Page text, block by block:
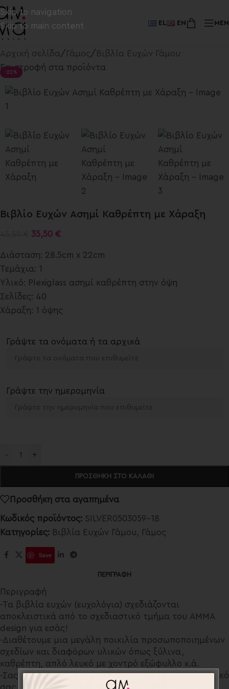
Skip to navigation
Skip to main content
EL EN
Αρχική σελίδα / Γάμος/ Βιβλία Ευχών Γάμου
Επιστροφή στα προϊόντα
-22%
Βιβλίο Ευχών Ασημί Καθρέπτη με Χάραξη
35,50 €
Διάσταση: 28.5cm x 22cm
Τεμάχια: 1
Υλικό: Plexiglass ασημί καθρέπτη στην όψη
Σελίδες: 40
Χάραξη: 1 όψης
Γράψτε τα ονόματα ή τα αρχικά
Γράψτε την ημερομηνία
- +
ΠΡΟΣΘΉΚΗ ΣΤΟ ΚΑΛΆΘΙ
Προσθήκη στα αγαπημένα
Κωδικός προϊόντος: SILVER0503059-18
Κατηγορίες: Βιβλία Ευχών Γάμου, Γάμος
Save
ΠΕΡΙΓΡΑΦΉ
Περιγραφή
-Τα βιβλία ευχών (ευχολόγια) σχεδιάζονται
αποκλειστικά από το σχεδιαστικό τμήμα του AMMA
design για εσάς!
-Διαθέτουμε μια μεγάλη ποικιλία προσωποποιημένων
σχεδίων και διαφόρων υλικών όπως ξύλινα,
καθρέπτη, απλό λευκό με χοντρό εξώφυλλο κ.ά.
-Σας παρέχουμε την δυνατότητα να χαράξουμε το δικό
σας σχέδιο κατόπιν συνεννόησης.